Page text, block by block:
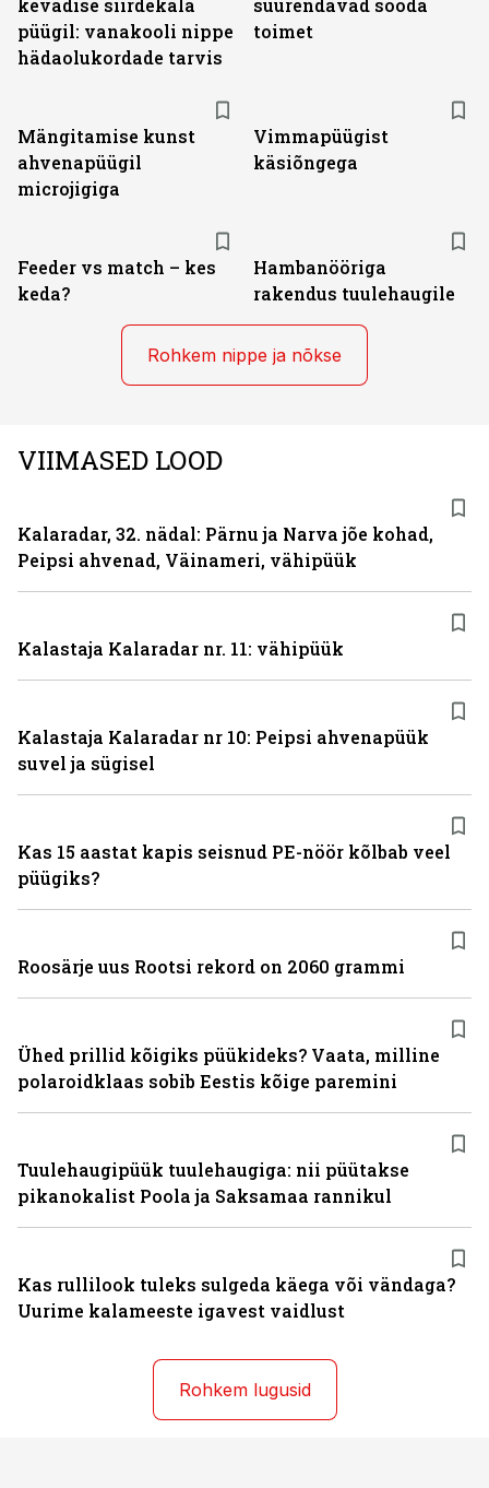
kevadise siirdekala
püügil: vanakooli nippe
hädaolukordade tarvis
suurendavad sööda
toimet
Mängitamise kunst
ahvenapüügil
microjigiga
Vimmapüügist
käsiõngega
Feeder vs match – kes
keda?
Hambanööriga
rakendus tuulehaugile
Rohkem nippe ja nõkse
VIIMASED LOOD
Kalaradar, 32. nädal: Pärnu ja Narva jõe kohad,
Peipsi ahvenad, Väinameri, vähipüük
Kalastaja Kalaradar nr. 11: vähipüük
Kalastaja Kalaradar nr 10: Peipsi ahvenapüük
suvel ja sügisel
Kas 15 aastat kapis seisnud PE-nöör kõlbab veel
püügiks?
Roosärje uus Rootsi rekord on 2060 grammi
Ühed prillid kõigiks püükideks? Vaata, milline
polaroidklaas sobib Eestis kõige paremini
Tuulehaugipüük tuulehaugiga: nii püütakse
pikanokalist Poola ja Saksamaa rannikul
Kas rullilook tuleks sulgeda käega või vändaga?
Uurime kalameeste igavest vaidlust
Rohkem lugusid